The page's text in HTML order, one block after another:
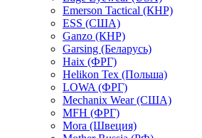
Emerson Tactical (КНР)
ESS (США)
Ganzo (КНР)
Garsing (Беларусь)
Haix (ФРГ)
Helikon Tex (Польша)
LOWA (ФРГ)
Mechanix Wear (США)
MFH (ФРГ)
Mora (Швеция)